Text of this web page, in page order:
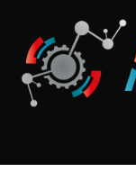
contenu